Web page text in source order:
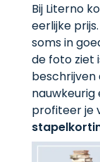
Bij Literno
eerlijke
soms in
de foto ziet
beschrijven
nauwkeurig
profiteer je